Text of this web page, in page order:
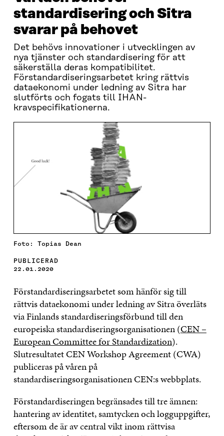
standardisering och Sitra
svarar på behovet
Det behövs innovationer i utvecklingen av
nya tjänster och standardisering för att
säkerställa deras kompatibilitet.
Förstandardiseringsarbetet kring rättvis
dataekonomi under ledning av Sitra har
slutförts och fogats till IHAN-
kravspecifikationerna.
Foto: Topias Dean
PUBLICERAD
22.01.2020
Förstandardiseringsarbetet som hänför sig till
rättvis dataekonomi under ledning av Sitra överläts
via Finlands standardiseringsförbund till den
europeiska standardiseringsorganisationen (CEN –
European Committee for Standardization).
Slutresultatet CEN Workshop Agreement (CWA)
publiceras på våren på
standardiseringsorganisationen CEN:s webbplats.
Förstandardiseringen begränsades till tre ämnen:
hantering av identitet, samtycken och logguppgifter,
eftersom de är av central vikt inom rättvisa